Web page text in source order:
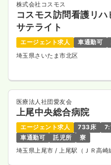
株式会社コスモス
コスモス訪問看護リ
サテライト
エージェント求人 車通勤可
埼玉県さいたま市北区
医療法人社団愛友会
上尾中央総合病院
エージェント求人 733床
車通勤可
託児所
寮
埼玉県上尾市/ 上尾駅（ＪＲ高崎